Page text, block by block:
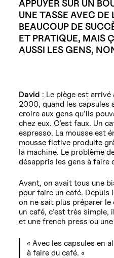
APPUYER SUR UN
UNE TASSE AVEC
BEAUCOUP DE
ET PRATIQUE, MAIS
AUSSI LES GENS,
David : Le piège est arrivé
2000, quand les capsules
croire aux gens qu’ils
chez eux. C’est faux. Un
espresso. La mousse est
mousse fictive produite
la machine. Le problème
désappris les gens à faire
Avant, on avait tous une
pour faire un café. Depuis
on ne sait plus préparer
un café, c’est très simple,
et une french press ou
« Avec les capsules en
à faire du café. «